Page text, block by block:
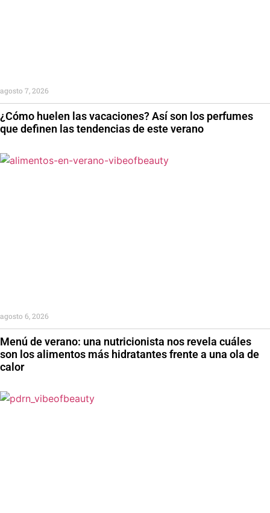
¿Cómo huelen las vacaciones? Así son los perfumes
que definen las tendencias de este verano
agosto 7, 2026
Menú de verano: una nutricionista nos revela cuáles
son los alimentos más hidratantes frente a una ola de
calor
agosto 6, 2026